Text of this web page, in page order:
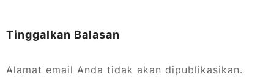
Tinggalkan Balasan
Alamat email Anda tidak akan dipublikasikan.